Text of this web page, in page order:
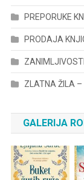
PREPORUKE
PRODAJA
ZANIMLJIVOSTI
ZLATNA ŽILA –
GALERIJA